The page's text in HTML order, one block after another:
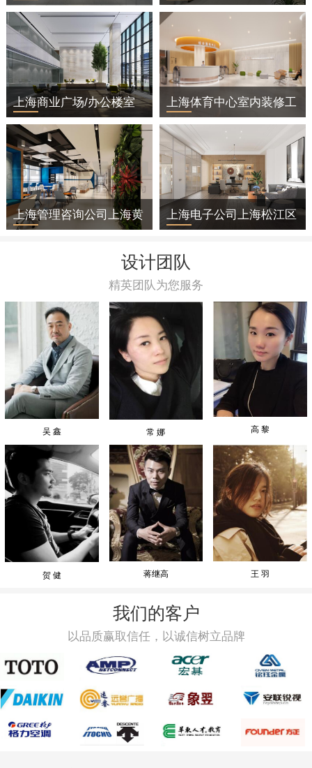
浦区办公室装修
上海商业广场/办公楼室
内装修工程
上海管理咨询公司上海黄
区办公室装修
上海体育中心室内装修工
程
上海电子公司上海松江区
设计团队
精英团队为您服务
吴 鑫
贺 健
常 娜
蒋继高
高 黎
王 羽
我们的客户
以品质赢取信任，以诚信树立品牌